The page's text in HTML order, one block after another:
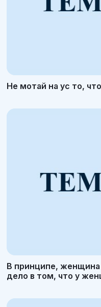
Не мотай на ус то,
В принципе,
дело в том, что у